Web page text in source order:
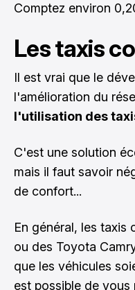
Comptez environ
Les taxis
Il est vrai que le
l'amélioration du
l'utilisation des
C'est une solution
mais il faut savoir
de confort...
En général, les
ou des Toyota
que les véhicules
est possible de vous